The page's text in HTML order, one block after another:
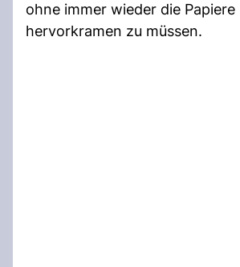
ohne immer wieder die Papiere
hervorkramen zu müssen.